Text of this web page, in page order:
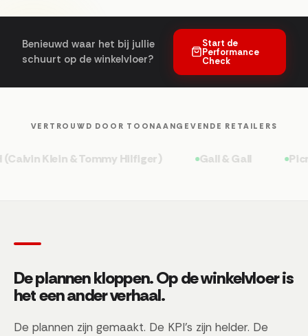
Benieuwd waar het bij jullie
schuurt op de winkelvloer?
Start de
Performance
Check
VERTROUWD DOOR TOONAANGEVENDE RETAILERS
Klein & Tommy Hilfiger) Gall & Gall Picnic
De plannen kloppen. Op de winkelvloer is
het een ander verhaal.
De plannen zijn gemaakt. De KPI's zijn helder. De